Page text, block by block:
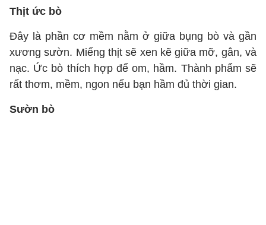
Thịt ức bò
Đây là phần cơ mềm nằm ở giữa bụng bò và gần
xương sườn. Miếng thịt sẽ xen kẽ giữa mỡ, gân, và
nạc. Ức bò thích hợp để om, hầm. Thành phẩm sẽ
rất thơm, mềm, ngon nếu bạn hầm đủ thời gian.
Sườn bò